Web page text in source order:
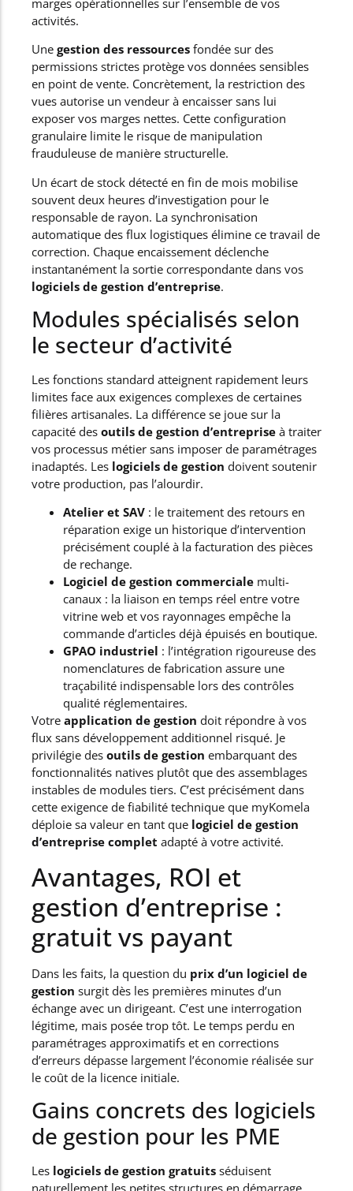
activités.
Une gestion des ressources fondée sur des
permissions strictes protège vos données sensibles
en point de vente. Concrètement, la restriction des
vues autorise un vendeur à encaisser sans lui
exposer vos marges nettes. Cette configuration
granulaire limite le risque de manipulation
frauduleuse de manière structurelle.
Un écart de stock détecté en fin de mois mobilise
souvent deux heures d’investigation pour le
responsable de rayon. La synchronisation
automatique des flux logistiques élimine ce travail de
correction. Chaque encaissement déclenche
instantanément la sortie correspondante dans vos
logiciels de gestion d’entreprise.
Modules spécialisés selon
le secteur d’activité
Les fonctions standard atteignent rapidement leurs
limites face aux exigences complexes de certaines
filières artisanales. La différence se joue sur la
capacité des outils de gestion d’entreprise à traiter
vos processus métier sans imposer de paramétrages
inadaptés. Les logiciels de gestion doivent soutenir
votre production, pas l’alourdir.
Atelier et SAV : le traitement des retours en
réparation exige un historique d’intervention
précisément couplé à la facturation des pièces
de rechange.
Logiciel de gestion commerciale multi-
canaux : la liaison en temps réel entre votre
vitrine web et vos rayonnages empêche la
commande d’articles déjà épuisés en boutique.
GPAO industriel : l’intégration rigoureuse des
nomenclatures de fabrication assure une
traçabilité indispensable lors des contrôles
qualité réglementaires.
Votre application de gestion doit répondre à vos
flux sans développement additionnel risqué. Je
privilégie des outils de gestion embarquant des
fonctionnalités natives plutôt que des assemblages
instables de modules tiers. C’est précisément dans
cette exigence de fiabilité technique que myKomela
déploie sa valeur en tant que logiciel de gestion
d’entreprise complet adapté à votre activité.
Avantages, ROI et
gestion d’entreprise :
gratuit vs payant
Dans les faits, la question du prix d’un logiciel de
gestion surgit dès les premières minutes d’un
échange avec un dirigeant. C’est une interrogation
légitime, mais posée trop tôt. Le temps perdu en
paramétrages approximatifs et en corrections
d’erreurs dépasse largement l’économie réalisée sur
le coût de la licence initiale.
Gains concrets des logiciels
de gestion pour les PME
Les logiciels de gestion gratuits séduisent